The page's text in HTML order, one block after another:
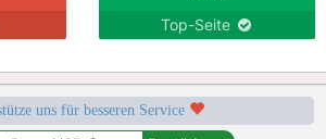
Top-Seite
uns für besseren Service